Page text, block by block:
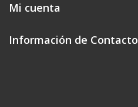
Mi cuenta
Información de Contacto